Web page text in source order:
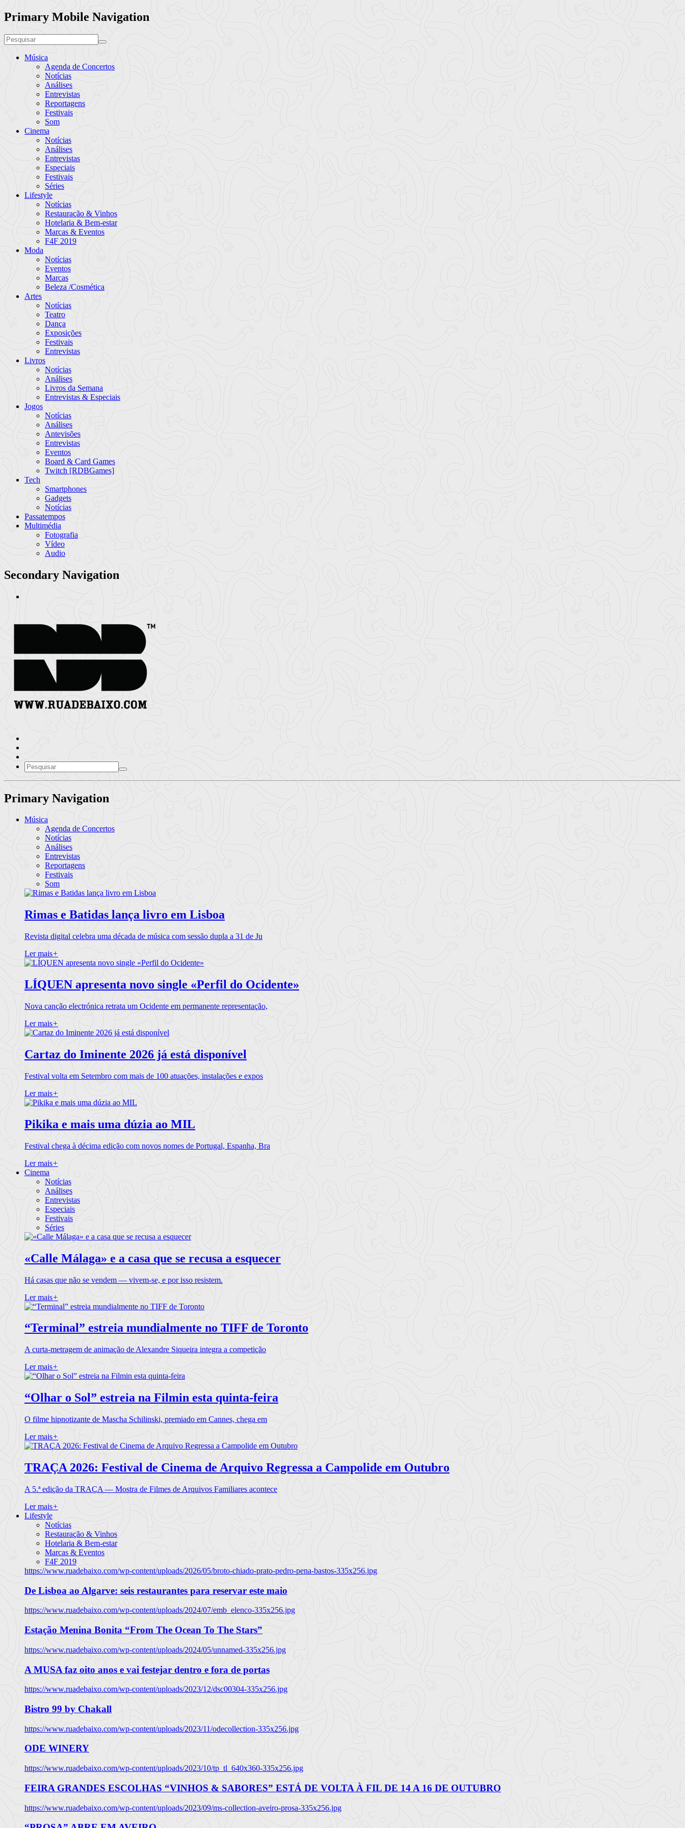
Primary Mobile Navigation
Música
Agenda de Concertos
Notícias
Análises
Entrevistas
Reportagens
Festivais
Som
Cinema
Notícias
Análises
Entrevistas
Especiais
Festivais
Séries
Lifestyle
Notícias
Restauração & Vinhos
Hotelaria & Bem-estar
Marcas & Eventos
F4F 2019
Moda
Notícias
Eventos
Marcas
Beleza /Cosmética
Artes
Notícias
Teatro
Dança
Exposições
Festivais
Entrevistas
Livros
Notícias
Análises
Livros da Semana
Entrevistas & Especiais
Jogos
Notícias
Análises
Antevisões
Entrevistas
Eventos
Board & Card Games
Twitch [RDBGames]
Tech
Smartphones
Gadgets
Notícias
Passatempos
Multimédia
Fotografia
Vídeo
Audio
Secondary Navigation
Primary Navigation
Música
Agenda de Concertos
Notícias
Análises
Entrevistas
Reportagens
Festivais
Som
Rimas e Batidas lança livro em Lisboa
Revista digital celebra uma década de música com sessão dupla a 31 de Ju
Ler mais+
LÍQUEN apresenta novo single «Perfil do Ocidente»
Nova canção electrónica retrata um Ocidente em permanente representação,
Ler mais+
Cartaz do Iminente 2026 já está disponível
Festival volta em Setembro com mais de 100 atuações, instalações e expos
Ler mais+
Pikika e mais uma dúzia ao MIL
Festival chega à décima edição com novos nomes de Portugal, Espanha, Bra
Ler mais+
Cinema
Notícias
Análises
Entrevistas
Especiais
Festivais
Séries
«Calle Málaga» e a casa que se recusa a esquecer
Há casas que não se vendem — vivem-se, e por isso resistem.
Ler mais+
“Terminal” estreia mundialmente no TIFF de Toronto
A curta-metragem de animação de Alexandre Siqueira integra a competição
Ler mais+
“Olhar o Sol” estreia na Filmin esta quinta-feira
O filme hipnotizante de Mascha Schilinski, premiado em Cannes, chega em
Ler mais+
TRAÇA 2026: Festival de Cinema de Arquivo Regressa a Campolide em Outubro
A 5.ª edição da TRAÇA — Mostra de Filmes de Arquivos Familiares acontece
Ler mais+
Lifestyle
Notícias
Restauração & Vinhos
Hotelaria & Bem-estar
Marcas & Eventos
F4F 2019
https://www.ruadebaixo.com/wp-content/uploads/2026/05/broto-chiado-prato-pedro-pena-bastos-335x256.jpg
De Lisboa ao Algarve: seis restaurantes para reservar este maio
https://www.ruadebaixo.com/wp-content/uploads/2024/07/emb_elenco-335x256.jpg
Estação Menina Bonita “From The Ocean To The Stars”
https://www.ruadebaixo.com/wp-content/uploads/2024/05/unnamed-335x256.jpg
A MUSA faz oito anos e vai festejar dentro e fora de portas
https://www.ruadebaixo.com/wp-content/uploads/2023/12/dsc00304-335x256.jpg
Bistro 99 by Chakall
https://www.ruadebaixo.com/wp-content/uploads/2023/11/odecollection-335x256.jpg
ODE WINERY
https://www.ruadebaixo.com/wp-content/uploads/2023/10/tp_tl_640x360-335x256.jpg
FEIRA GRANDES ESCOLHAS “VINHOS & SABORES” ESTÁ DE VOLTA À FIL DE 14 A 16 DE OUTUBRO
https://www.ruadebaixo.com/wp-content/uploads/2023/09/ms-collection-aveiro-prosa-335x256.jpg